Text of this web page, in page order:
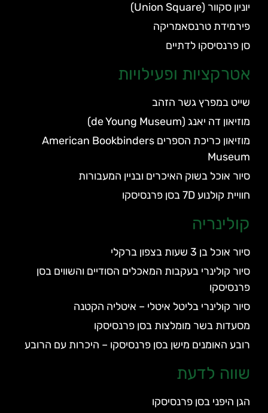
יוניון סקוור (Union Square)
פירמידת טרנסאמריקה
סן פרנסיסקו לדתיים
אטרקציות ופעילויות
שייט במפרץ גשר הזהב
מוזיאון דה יאנג (de Young Museum)
מוזיאון כריכת הספרים American Bookbinders
Museum
סיור אוכל בשוק האיכרים ובניין המעבורות
חוויית קולנוע 7D בסן פרנסיסקו
קולינריה
סיור אוכל בן 3 שעות בצפון ברקלי
סיור קולינרי בעקבות המאכלים הסודיים והשווים בסן
פרנסיסקו
סיור קולינרי בליטל איטלי – איטליה הקטנה
מסעדות בשר מומלצות בסן פרנסיסקו
רובע האומנים מישן בסן פרנסיסקו – היכרות עם הרובע
שווה לדעת
הגן היפני בסן פרנסיסקו